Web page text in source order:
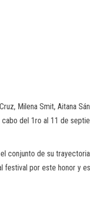
Milena Smit, Aitana
del 1ro al 11 de
conjunto de su
festival por este honor y